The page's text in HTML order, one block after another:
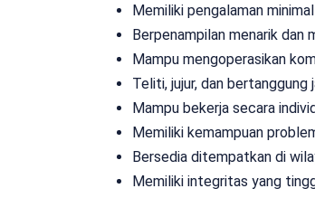
Memiliki pengalaman
Berpenampilan menarik dan
Mampu mengoperasikan
Teliti, jujur, dan bertanggung
Mampu bekerja secara
Memiliki kemampuan
Bersedia ditempatkan di
Memiliki integritas yang